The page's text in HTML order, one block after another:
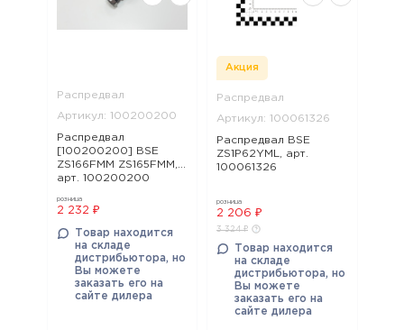
Распредвал
Артикул: 100200200
Распредвал
[100200200] BSE
ZS166FMM ZS165FMM,
арт. 100200200
розница
2 232 ₽
Товар находится
на складе
дистрибьютора, но
Вы можете
заказать его на
сайте дилера
Акция
Распредвал
Артикул: 100061326
Распредвал BSE
ZS1P62YML, арт.
100061326
розница
2 206 ₽
3 324 ₽
Товар находится
на складе
дистрибьютора, но
Вы можете
заказать его на
сайте дилера